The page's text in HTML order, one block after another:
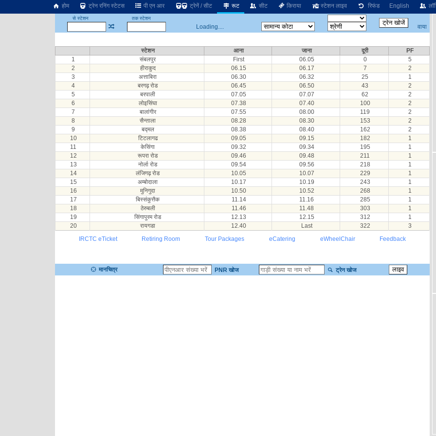
होम ट्रेन रनिंग स्टेटस पी एन आर ट्रेनें / सीट रूट सीट किराया स्टेशन लाइव रिफंड English
से स्टेशन तक स्टेशन
Loading.... वाया
स्टेशन आना जाना दूरी
PF
1
संबलपुर First 06.05 0
5
2
हीराकुद 06.15 06.17 7
2
3
अत्ताबिरा 06.30 06.32 25
1
4
बरगढ़ रोड 06.45 06.50 43
2
5
बरपाली 07.05 07.07 62
2
6
लोइसिंघा 07.38 07.40 100
2
7
बालांगीर 07.55 08.00 119
2
8
सैन्ताला 08.28 08.30 153
2
9
बद्मल 08.38 08.40 162
2
10
टिटलागढ 09.05 09.15 182
1
11
केसिंगा 09.32 09.34 195
1
12
रूपरा रोड 09.46 09.48 211
1
13
नोर्ला रोड 09.54 09.56 218
1
14
लंजिगढ़ रोड 10.05 10.07 229
1
15
अम्बोदाला 10.17 10.19 243
1
16
मुनिगुदा 10.50 10.52 268
1
17
बिस्संकुत्तैक 11.14 11.16 285
1
18
ठेरुबली 11.46 11.48 303
1
19
सिंगापुरम रोड 12.13 12.15 312
1
20
रायगडा 12.40 Last 322
3
IRCTC eTicket
Retiring Room Tour Packages eCatering eWheelChair Feedback
मानचित्र PNR खोज ट्रेन खोज